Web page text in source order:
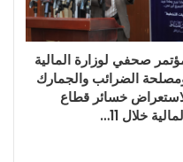
صحفي لوزارة المالية
الضرائب والجمارك
خسائر قطاع
خلال 11…